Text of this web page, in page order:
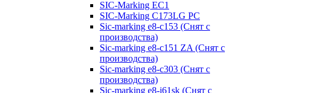
SIC-Marking EC1
SIC-Marking C173LG PC
Sic-marking e8-c153 (Снят с
производства)
Sic-marking e8-c151 ZA (Снят с
производства)
Sic-marking e8-c303 (Снят с
производства)
Sic-marking e8-i61sk (Снят с